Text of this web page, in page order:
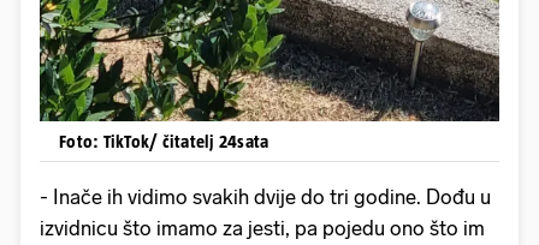
Foto: TikTok/ čitatelj 24sata
- Inače ih vidimo svakih dvije do tri godine. Dođu u
izvidnicu što imamo za jesti, pa pojedu ono što im